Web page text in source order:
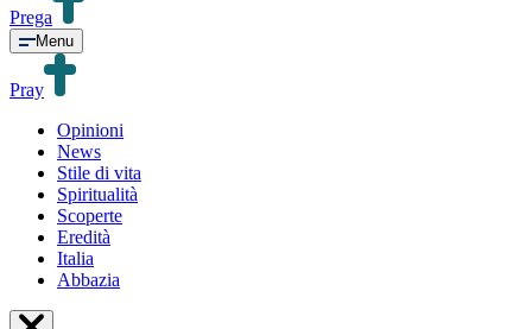
Prega
Menu
Pray
Opinioni
News
Stile di vita
Spiritualità
Scoperte
Eredità
Italia
Abbazia